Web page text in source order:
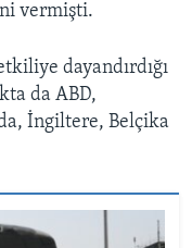
vermişti.
dayandırdığı
da ABD,
İngiltere, Belçika